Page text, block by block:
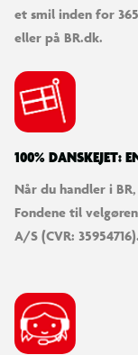
et smil inden for
eller på BR.dk.
100% DANSKEJET:
Når du handler i
Fondene til
A/S (CVR: 35954716).